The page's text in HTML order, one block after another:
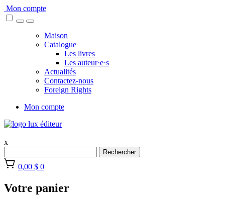
Skip
to
Mon compte
Maison
Catalogue
Les livres
Les auteur·e·s
Actualités
Contactez-nous
Foreign Rights
Mon compte
x
Rechercher
0,00 $ 0
Votre panier